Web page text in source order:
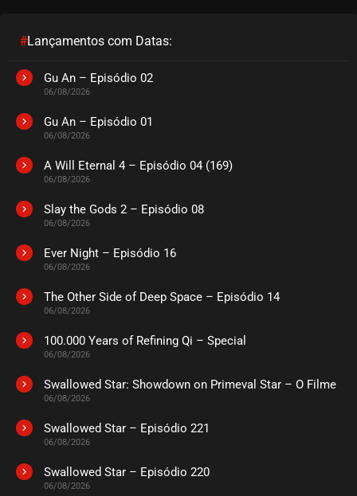
#Lançamentos com Datas:
Gu An – Episódio 02
06/08/2026
Gu An – Episódio 01
06/08/2026
A Will Eternal 4 – Episódio 04 (169)
06/08/2026
Slay the Gods 2 – Episódio 08
06/08/2026
Ever Night – Episódio 16
06/08/2026
The Other Side of Deep Space – Episódio 14
06/08/2026
100.000 Years of Refining Qi – Special
06/08/2026
Swallowed Star: Showdown on Primeval Star – O Filme
06/08/2026
Swallowed Star – Episódio 221
06/08/2026
Swallowed Star – Episódio 220
06/08/2026